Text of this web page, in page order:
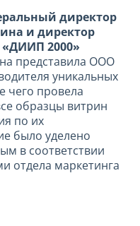
директор
и директор
2000»
представила ООО
уникальных
чего провела
образцы витрин
по их
было уделено
в соответствии
отдела маркетинга